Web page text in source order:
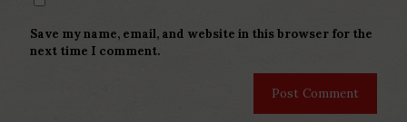
Save my name, email, and website in this browser for the
next time I comment.